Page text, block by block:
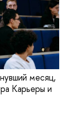
месяц,
Карьеры и